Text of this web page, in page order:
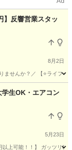
】反響営業スタッ
8月2日
せんか？／ 【⭐️ライフ
生OK・エアコン
5月23日
上可能！！】 ガッツリ